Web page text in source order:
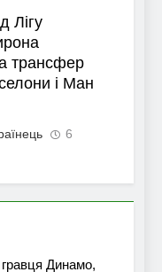
Лігу
трансфер
і Ман
6
Динамо,